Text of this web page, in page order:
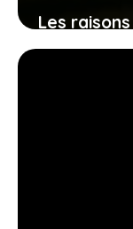
Les
Lalande à